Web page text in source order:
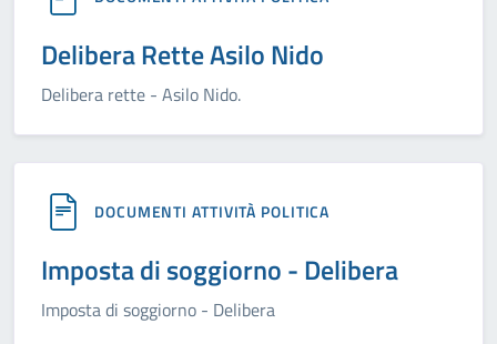
Delibera Rette Asilo Nido
Delibera rette - Asilo Nido.
DOCUMENTI ATTIVITÀ POLITICA
Imposta di soggiorno - Delibera
Imposta di soggiorno - Delibera